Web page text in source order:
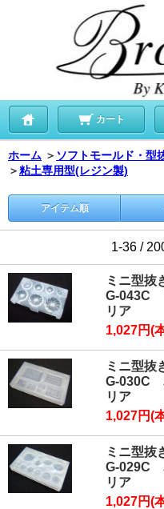
カート
ホーム ＞ ソフトモールド・型
＞粘土専用型(レジン製)
アイテム順
1-36 /
ミニ型抜
G-043C
リア
1,027円(
ミニ型抜
G-030C
リア
1,027円(
ミニ型抜
G-029C
リア
1,027円(